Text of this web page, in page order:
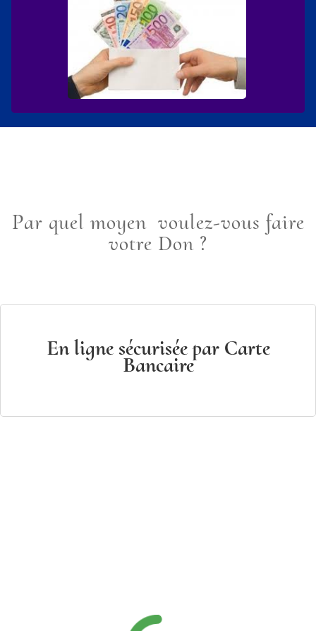
Par quel moyen voulez-vous faire
votre Don ?
En ligne sécurisée par Carte
Bancaire